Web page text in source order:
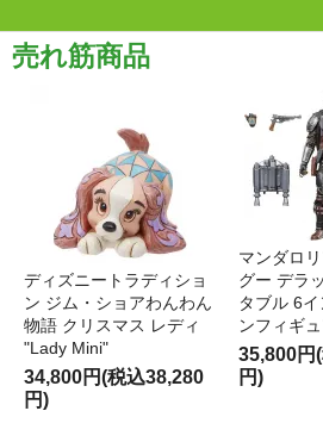
売れ筋商品
ディズニートラディショ
ン ジム・ショアわんわん
物語 クリスマス レディ
"Lady Mini"
34,800円(税込38,280
円)
マンダロ
グー デラ
タブル 6
ンフィギ
35,800円
円)